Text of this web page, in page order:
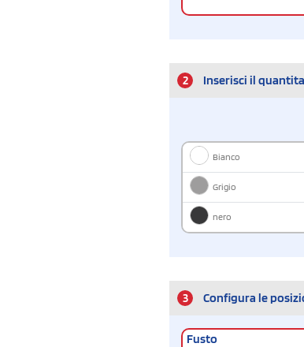
2 Inserisci il
Bianco
Grigio
nero
3 Configura le
Fusto